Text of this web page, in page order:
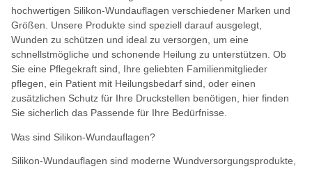
hochwertigen Silikon-Wundauflagen verschiedener Marken und
Größen. Unsere Produkte sind speziell darauf ausgelegt,
Wunden zu schützen und ideal zu versorgen, um eine
schnellstmögliche und schonende Heilung zu unterstützen. Ob
Sie eine Pflegekraft sind, Ihre geliebten Familienmitglieder
pflegen, ein Patient mit Heilungsbedarf sind, oder einen
zusätzlichen Schutz für Ihre Druckstellen benötigen, hier finden
Sie sicherlich das Passende für Ihre Bedürfnisse.
Was sind Silikon-Wundauflagen?
Silikon-Wundauflagen sind moderne Wundversorgungsprodukte,